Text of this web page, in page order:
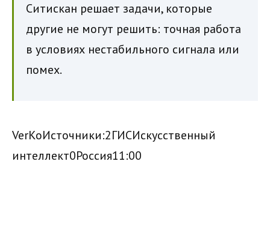
Ситискан решает задачи, которые
другие не могут решить: точная работа
в условиях нестабильного сигнала или
помех.
VerKoИсточники:2ГИСИскусственный
интеллект0Россия11:00